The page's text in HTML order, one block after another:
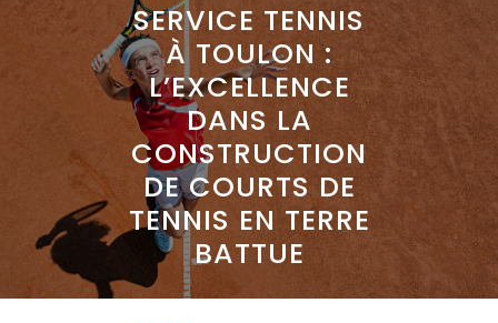
SERVICE TENNIS
À TOULON :
L’EXCELLENCE
DANS LA
CONSTRUCTION
DE COURTS DE
TENNIS EN TERRE
BATTUE